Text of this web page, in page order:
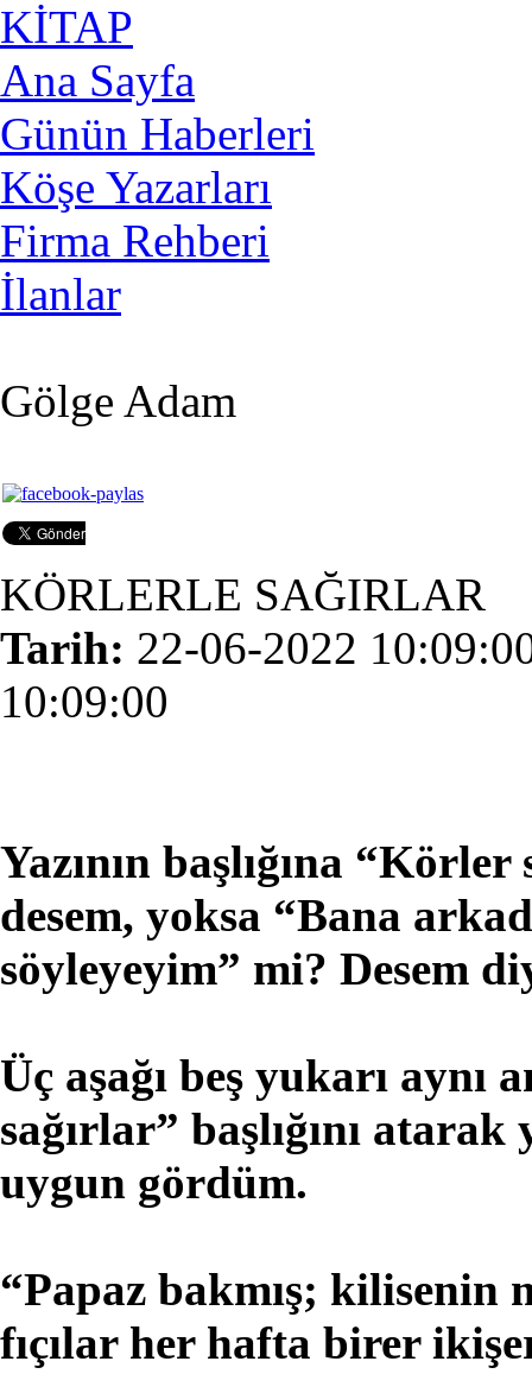
KİTAP
Ana Sayfa
Günün Haberleri
Köşe Yazarları
Firma Rehberi
İlanlar
Gölge Adam
KÖRLERLE SAĞIRLAR
Tarih: 22-06-2022
10:09:00
Yazının başlığına
desem, yoksa “Bana
söyleyeyim” mi? Desem
Üç aşağı beş yukarı
sağırlar” başlığını
uygun gördüm.
“Papaz bakmış; kilisenin
fıçılar her hafta birer